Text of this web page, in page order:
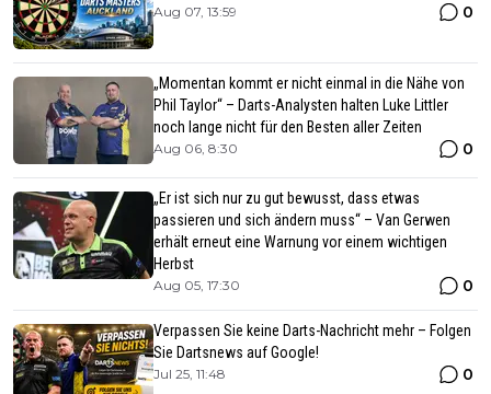
Aug 07, 13:59 0
„Momentan kommt er nicht einmal in die Nähe von
Phil Taylor“ – Darts-Analysten halten Luke Littler
noch lange nicht für den Besten aller Zeiten
Aug 06, 8:30 0
„Er ist sich nur zu gut bewusst, dass etwas
passieren und sich ändern muss“ – Van Gerwen
erhält erneut eine Warnung vor einem wichtigen
Herbst
Aug 05, 17:30 0
Verpassen Sie keine Darts-Nachricht mehr – Folgen
Sie Dartsnews auf Google!
Jul 25, 11:48 0